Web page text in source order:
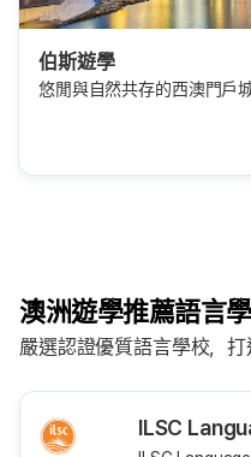
伯斯遊學
悠閒與自然共存的西澳門戶
澳洲遊學推薦語言
嚴選認證優質語言學校，
ILSC